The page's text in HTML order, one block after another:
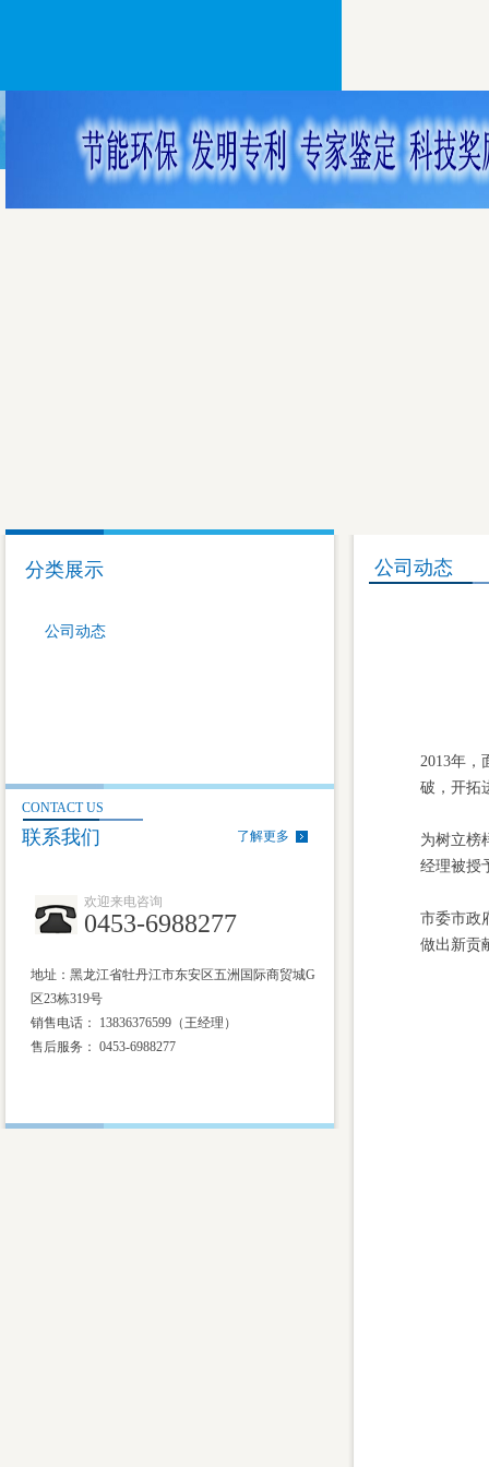
分类展示
公司动态
CONTACT US
联系我们 了解更多
欢迎来电咨询
0453-6988277
地址：黑龙江省牡丹江市东安区五洲国际商贸城G
区23栋319号
销售电话： 13836376599（王经理）
售后服务： 0453-6988277
公司动态
2013年，
破，开拓
为树立榜
经理被授
市委市政
做出新贡